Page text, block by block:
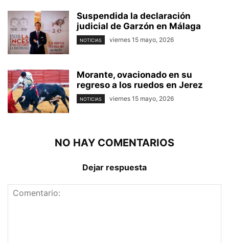
Suspendida la declaración
judicial de Garzón en Málaga
NOTICIAS viernes 15 mayo, 2026
Morante, ovacionado en su
regreso a los ruedos en Jerez
NOTICIAS viernes 15 mayo, 2026
NO HAY COMENTARIOS
Dejar respuesta